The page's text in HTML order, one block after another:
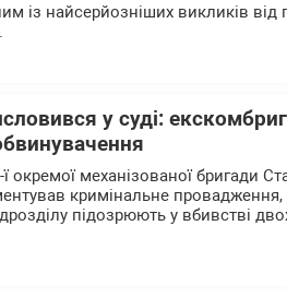
із найсерйозніших викликів від
у суді:
окремої механізованої бригади
кримінальне провадження,
підозрюють у вбивстві